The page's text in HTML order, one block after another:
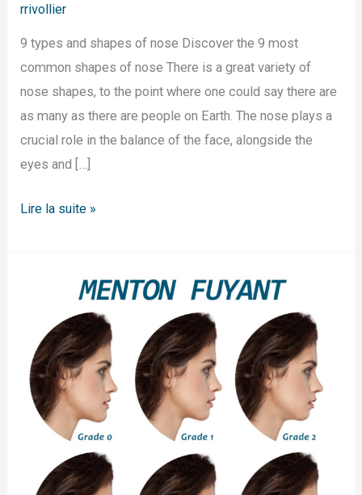
rrivollier
9 types and shapes of nose Discover the 9 most
common shapes of nose There is a great variety of
nose shapes, to the point where one could say there are
as many as there are people on Earth. The nose plays a
crucial role in the balance of the face, alongside the
eyes and […]
Lire la suite »
arrière
Class